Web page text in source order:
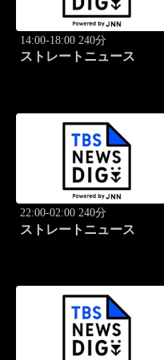
14:00-18:00 240分
ストレートニュース
22:00-02:00 240分
ストレートニュース